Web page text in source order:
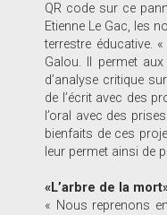
QR code sur ce
Etienne Le Gac, les
terrestre éducative.
Galou. Il permet
d’analyse critique
de l’écrit avec des
l’oral avec des
bienfaits de ces
leur permet ainsi de
«L’arbre de la
« Nous reprenons